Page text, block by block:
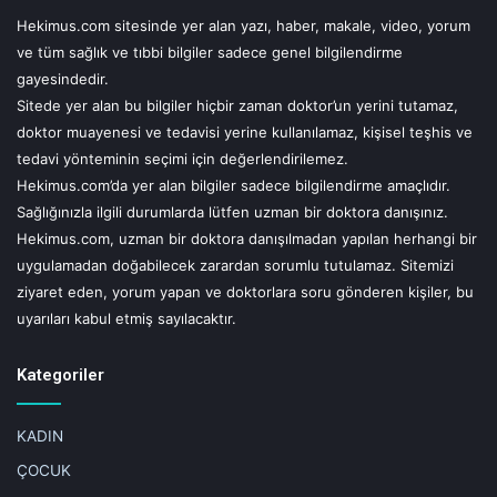
“Gelişen kemoterapi ilaçları ve protokolleri sayesinde bu
evredeki hastaların bazılarında kemoterapiye son derece
iyi yanıt alındığı görüldü. Evresi ne olursa olsun,
kemoterapiye çok iyi yanıt alınan tüm hastalara olası
cerrahi tedavi adayı gözüyle bakmak gerekiyor” diyor.
Kemoterapi tedavide mutlaka kullanılıyor mu?
Cerrahi, pankreas kanserinde temel tedavi yöntemi olsa da
yayılma eğiliminde olduğu için tüm vücuttaki kanser
küçülmesini sağlayabiliyor. Bu sayede hem daha önce
Hekimus.com sitesinde yer alan yazı, haber, makale, video, yorum
ve tüm sağlık ve tıbbi bilgiler sadece genel bilgilendirme
gayesindedir.
Sitede yer alan bu bilgiler hiçbir zaman doktor’un yerini tutamaz,
doktor muayenesi ve tedavisi yerine kullanılamaz, kişisel teşhis ve
tedavi yönteminin seçimi için değerlendirilemez.
Hekimus.com’da yer alan bilgiler sadece bilgilendirme amaçlıdır.
Sağlığınızla ilgili durumlarda lütfen uzman bir doktora danışınız.
Hekimus.com, uzman bir doktora danışılmadan yapılan herhangi bir
uygulamadan doğabilecek zarardan sorumlu tutulamaz. Sitemizi
ziyaret eden, yorum yapan ve doktorlara soru gönderen kişiler, bu
uyarıları kabul etmiş sayılacaktır.
Kategoriler
KADIN
ÇOCUK